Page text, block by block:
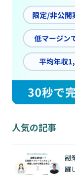
人気の記事
副
躍